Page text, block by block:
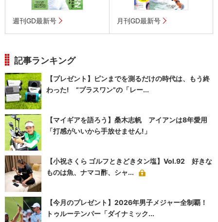
週刊GD最新号 月刊GD最新号
記事ランキング
【プレゼント】ピンまでを測るだけの時代は、もう終
わった! “プラスワン”の「レー...
【マイギアを語ろう】桑木志帆 アイアンは8年愛用
「打感がいいから手放せません!」
【小祝さくら ゴルフときどきタン塩】Vol.92 好きな
ものは魚、ナマコ酢、シャ...
【今月のプレゼント】2026年男子メジャー全制覇！
トゥルーテンパー「ダイナミック...